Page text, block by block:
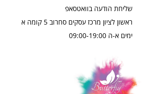
שליחת הודעה בוואטסאפ
ראשון לציון מרכז עסקים סחרוב 5 קומה א
ימים א-ה 09:00-19:00